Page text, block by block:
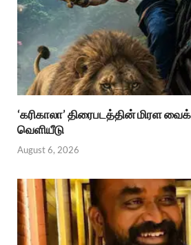
‘கரிகாலா’ திரைபடத்தின் மிரள
வெளியீடு
August 6, 2026